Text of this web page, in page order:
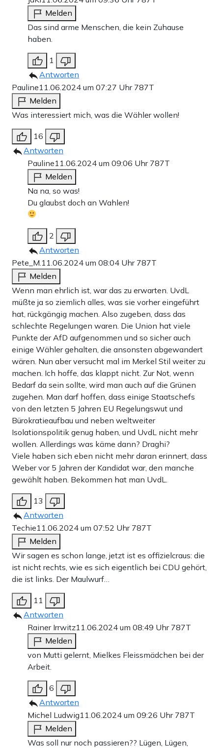
Melden
Das sind arme Menschen, die kein Zuhause
haben.
1
Antworten
Pauline11.06.2024 um 07:27 Uhr 787T
Melden
Was interessiert mich, was die Wähler wollen!
16
Antworten
Pauline11.06.2024 um 09:06 Uhr 787T
Melden
Na na, so was!
Du glaubst doch an Wahlen!
2
Antworten
Pete_M. 11.06.2024 um 08:04 Uhr 787T
Melden
Wenn man ehrlich ist, war das zu erwarten. UvdL
müßte ja so ziemlich alles, was sie vorher eingeführt
hat, rückgängig machen. Also zugeben, dass das
schlechte Regelungen waren. Die Union hat viele
Punkte der AfD aufgenommen und so sicher auch
einige Wähler gehalten, die ansonsten abgewandert
wären. Nun aber versucht mal im Merkel Stil weiter zu
machen. Ich hoffe, das klappt nicht. Zur Not, wenn
Bedarf da sein sollte, wird man auch auf die Grünen
zugehen. Man darf hoffen, dass einige Staatschefs
von den letzten 5 Jahren EU Regelungswut und
Bürokratieaufbau und neben weltweiter
Isolationspolitik genug haben, und UvdL nicht mehr
wollen. Allerdings was käme dann? Draghi?
Viele haben sich eben nicht mehr daran erinnert, dass
Weber vor 5 Jahren der Kandidat war, den manche
gewählt haben. Bekommen hat man UvdL.
13
Antworten
Techie11.06.2024 um 07:52 Uhr 787T
Melden
Wir sagen es schon lange, jetzt ist es offizielcraus: die
ist nicht rechts, wie es sich eigentlich bei CDU gehört,
die ist links. Der Maulwurf…
11
Antworten
Rainer Irrwitz11.06.2024 um 08:49 Uhr 787T
Melden
von Mutti gelernt, Mielkes Fleissmädchen bei der
Arbeit.
6
Antworten
Michel Ludwig11.06.2024 um 09:26 Uhr 787T
Melden
Was soll nur noch passieren?? Lügen, Lügen,